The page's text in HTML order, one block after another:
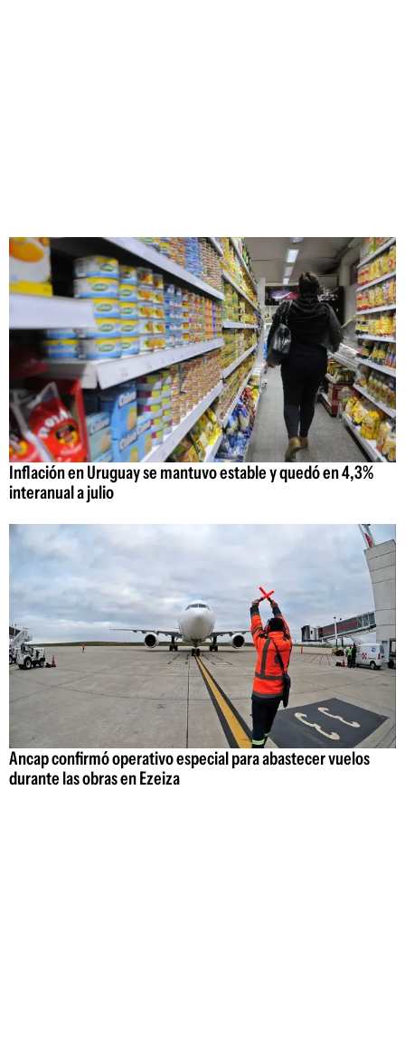
Inflación en Uruguay se mantuvo estable y quedó en 4,3%
interanual a julio
Ancap confirmó operativo especial para abastecer vuelos
durante las obras en Ezeiza